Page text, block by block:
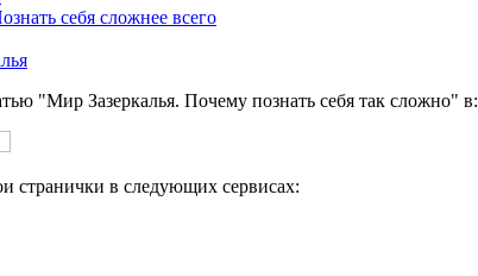
себя сложнее всего
"Мир Зазеркалья. Почему познать себя так сложно" в:
странички в следующих сервисах: